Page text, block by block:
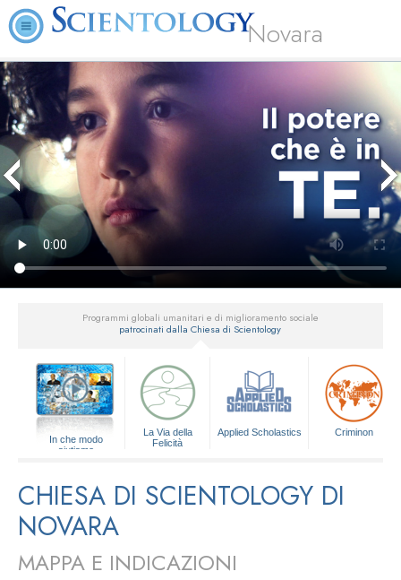
Novara
Programmi globali umanitari e di miglioramento sociale
patrocinati dalla Chiesa di Scientology
In che modo
aiutiamo
La Via della
Felicità
Applied Scholastics Criminon
CHIESA DI SCIENTOLOGY DI
NOVARA
MAPPA E INDICAZIONI